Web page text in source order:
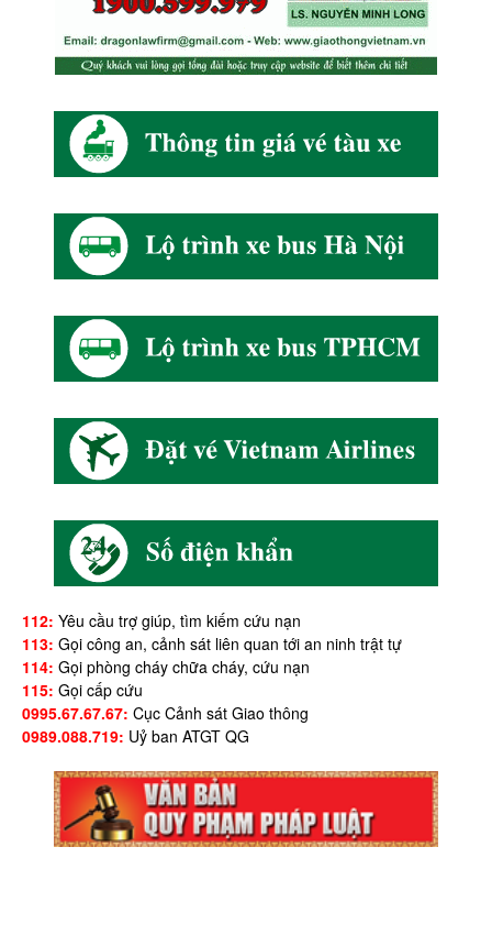
112: Yêu cầu trợ giúp, tìm kiếm cứu nạn
113: Gọi công an, cảnh sát liên quan tới an ninh trật tự
114: Gọi phòng cháy chữa cháy, cứu nạn
115: Gọi cấp cứu
0995.67.67.67: Cục Cảnh sát Giao thông
0989.088.719: Uỷ ban ATGT QG